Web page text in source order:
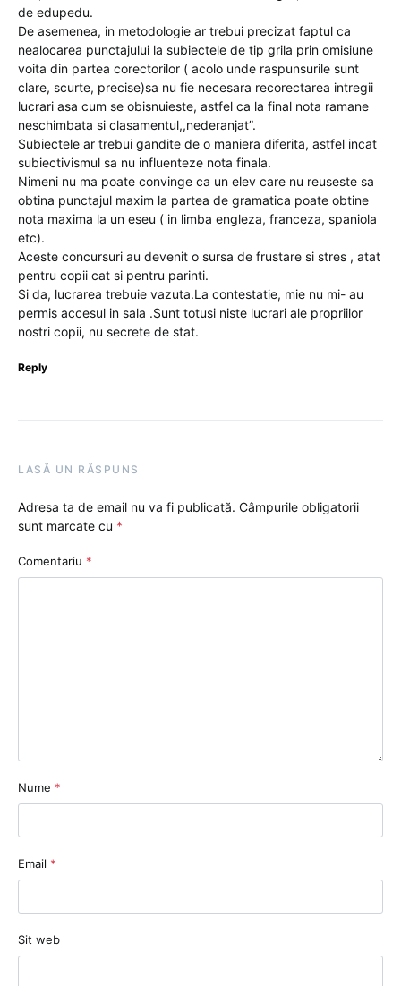
de edupedu.
De asemenea, in metodologie ar trebui precizat faptul ca
nealocarea punctajului la subiectele de tip grila prin omisiune
voita din partea corectorilor ( acolo unde raspunsurile sunt
clare, scurte, precise)sa nu fie necesara recorectarea intregii
lucrari asa cum se obisnuieste, astfel ca la final nota ramane
neschimbata si clasamentul,,nederanjat”.
Subiectele ar trebui gandite de o maniera diferita, astfel incat
subiectivismul sa nu influenteze nota finala.
Nimeni nu ma poate convinge ca un elev care nu reuseste sa
obtina punctajul maxim la partea de gramatica poate obtine
nota maxima la un eseu ( in limba engleza, franceza, spaniola
etc).
Aceste concursuri au devenit o sursa de frustare si stres , atat
pentru copii cat si pentru parinti.
Si da, lucrarea trebuie vazuta.La contestatie, mie nu mi- au
permis accesul in sala .Sunt totusi niste lucrari ale propriilor
nostri copii, nu secrete de stat.
Reply
LASĂ UN RĂSPUNS
Adresa ta de email nu va fi publicată. Câmpurile obligatorii
sunt marcate cu *
Comentariu *
Nume *
Email *
Sit web